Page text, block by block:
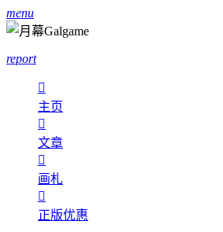
menu
report

主页

文章

画札

正版优惠